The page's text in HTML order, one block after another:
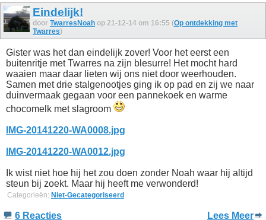
Eindelijk!
door TwarresNoah op 21-12-14 om 16:55 (Op ontdekking met
Twarres)
Gister was het dan eindelijk zover! Voor het eerst een
buitenritje met Twarres na zijn blesurre! Het mocht hard
waaien maar daar lieten wij ons niet door weerhouden.
Samen met drie stalgenootjes ging ik op pad en zij we naar
duinvermaak gegaan voor een pannekoek en warme
chocomelk met slagroom
IMG-20141220-WA0008.jpg
IMG-20141220-WA0012.jpg
Ik wist niet hoe hij het zou doen zonder Noah waar hij altijd
steun bij zoekt. Maar hij heeft me verwonderd!
Categorieën: Niet-Gecategoriseerd
6 Reacties Lees Meer